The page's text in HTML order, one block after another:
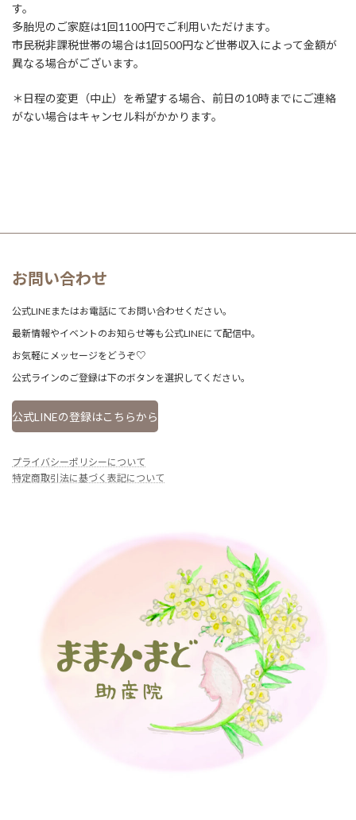
す。
多胎児のご家庭は1回1100円でご利用いただけます。
市民税非課税世帯の場合は1回500円など世帯収入によって金額が
異なる場合がございます。
＊日程の変更（中止）を希望する場合、前日の10時までにご連絡
がない場合はキャンセル料がかかります。
お問い合わせ
公式LINEまたはお電話にてお問い合わせください。
最新情報やイベントのお知らせ等も公式LINEにて配信中。
お気軽にメッセージをどうぞ♡
公式ラインのご登録は下のボタンを選択してください。
公式LINEの登録はこちらから
プライバシーポリシーについて
特定商取引法に基づく表記について